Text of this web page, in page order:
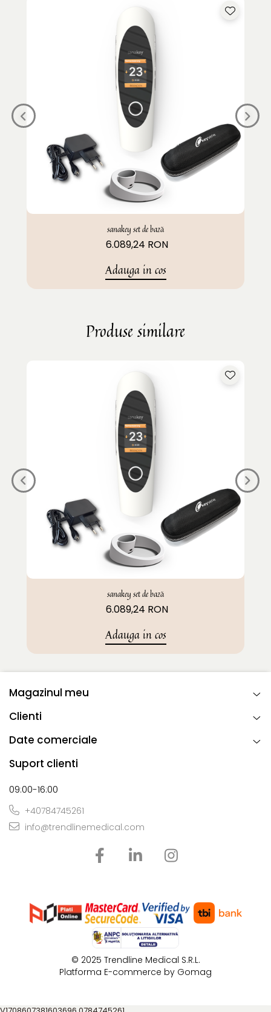
sanakey set de bază
6.089,24 RON
Adauga in cos
Produse similare
sanakey set de bază
6.089,24 RON
Adauga in cos
Magazinul meu
Clienti
Date comerciale
Suport clienti
09:00-16:00
+40784745261
info@trendlinemedical.com
© 2025 Tr​endline Medical S.R.L.
Platforma E-commerce by Gomag